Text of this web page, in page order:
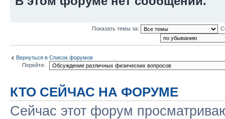
Показать темы за:
Вернуться в Список форумов
Перейти:
КТО СЕЙЧАС НА ФОРУМЕ
Сейчас этот форум